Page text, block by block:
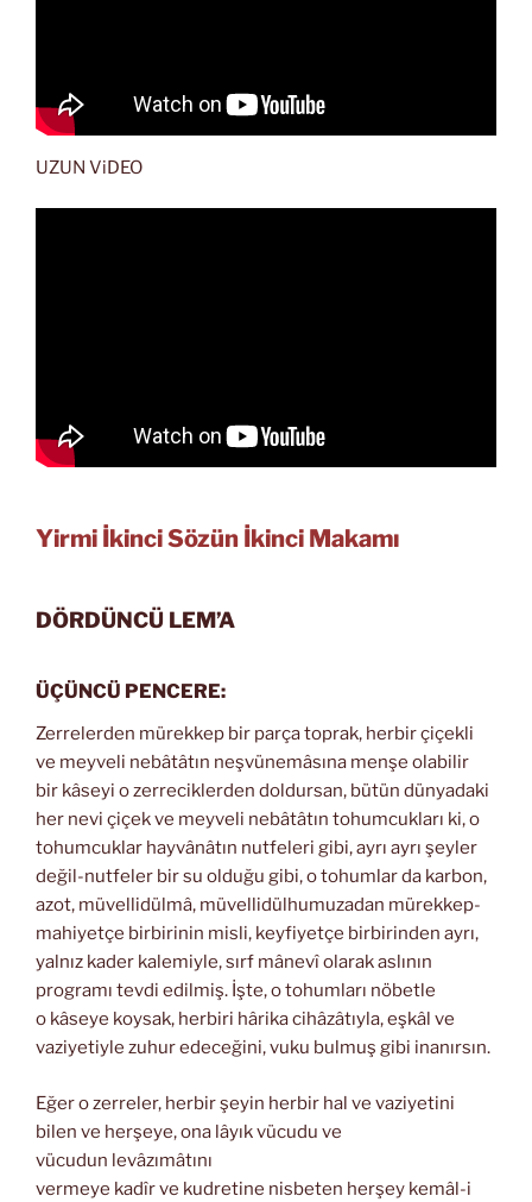
UZUN ViDEO
Yirmi İkinci Sözün İkinci Makamı
DÖRDÜNCÜ LEM’A
ÜÇÜNCÜ PENCERE:
Zerrelerden mürekkep bir parça toprak, herbir çiçekli
ve meyveli nebâtâtın neşvünemâsına menşe olabilir
bir kâseyi o zerreciklerden doldursan, bütün dünyadaki
her nevi çiçek ve meyveli nebâtâtın tohumcukları ki, o
tohumcuklar hayvânâtın nutfeleri gibi, ayrı ayrı şeyler
değil-nutfeler bir su olduğu gibi, o tohumlar da karbon,
azot, müvellidülmâ, müvellidülhumuzadan mürekkep-
mahiyetçe birbirinin misli, keyfiyetçe birbirinden ayrı,
yalnız kader kalemiyle, sırf mânevî olarak aslının
programı tevdi edilmiş. İşte, o tohumları nöbetle
o kâseye koysak, herbiri hârika cihâzâtıyla, eşkâl ve
vaziyetiyle zuhur edeceğini, vuku bulmuş gibi inanırsın.
Eğer o zerreler, herbir şeyin herbir hal ve vaziyetini
bilen ve herşeye, ona lâyık vücudu ve
vücudun levâzımâtını
vermeye kadîr ve kudretine nisbeten herşey kemâl-i